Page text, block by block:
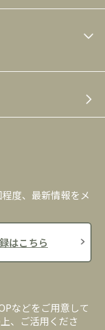
度、最新情報をメ
はこちら
などをご用意して
、ご活用くださ